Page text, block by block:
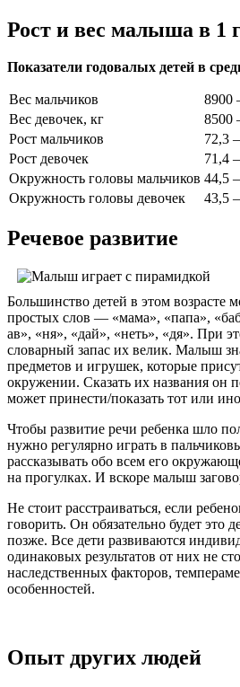
Рост и вес малыша в 1
Показатели годовалых детей в
Вес мальчиков
8900
Вес девочек, кг
8500
Рост мальчиков
72,3
Рост девочек
71,4
Окружность головы мальчиков 44,5
Окружность головы девочек
43,5
Речевое развитие
Большинство детей в этом возрасте
простых слов — «мама», «папа»,
ав», «ня», «дай», «неть», «дя». При
словарный запас их велик. Малыш
предметов и игрушек, которые
окружении. Сказать их названия он
может принести/показать тот или
Чтобы развитие речи ребенка шло
нужно регулярно играть в
рассказывать обо всем его
на прогулках. И вскоре малыш
Не стоит расстраиваться, если
говорить. Он обязательно будет это
позже. Все дети развиваются
одинаковых результатов от них не
наследственных факторов,
особенностей.
Опыт других людей